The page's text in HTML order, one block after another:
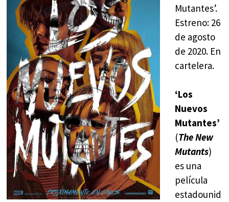
Mutantes’.
Estreno: 26
de agosto
de 2020. En
cartelera.
‘Los
Nuevos
Mutantes’
(The New
Mutants)
es una
película
estadounid